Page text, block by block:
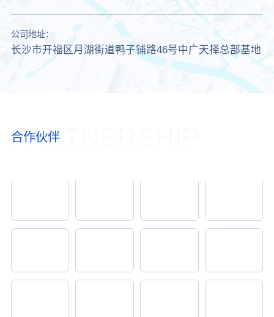
公司地址：
长沙市开福区月湖街道鸭子铺路46号中广天择总部基地
PARTNERSHIP
合作伙伴